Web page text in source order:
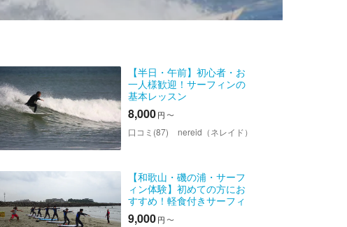
【半日・午前】初心者・お
一人様歓迎！サーフィンの
基本レッスン
8,000円 〜
口コミ(87) nereid（ネレイド）
【和歌山・磯の浦・サーフ
ィン体験】初めての方にお
すすめ！軽食付きサーフィ
ン体験
9,000円 〜